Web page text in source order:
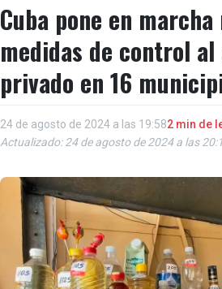
Cuba pone en marcha
medidas de control
privado en 16
24 de agosto de 2024 a las 19:582 min de
Actualizado: 24 de agosto de 2024 a las